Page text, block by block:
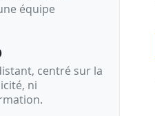
équipe
centré sur la
ni